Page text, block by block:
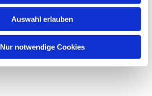
Auswahl erlauben
Nur notwendige Cookies